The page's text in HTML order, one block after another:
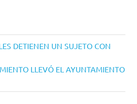
DETIENEN UN SUJETO CON
LLEVÓ EL AYUNTAMIENTO